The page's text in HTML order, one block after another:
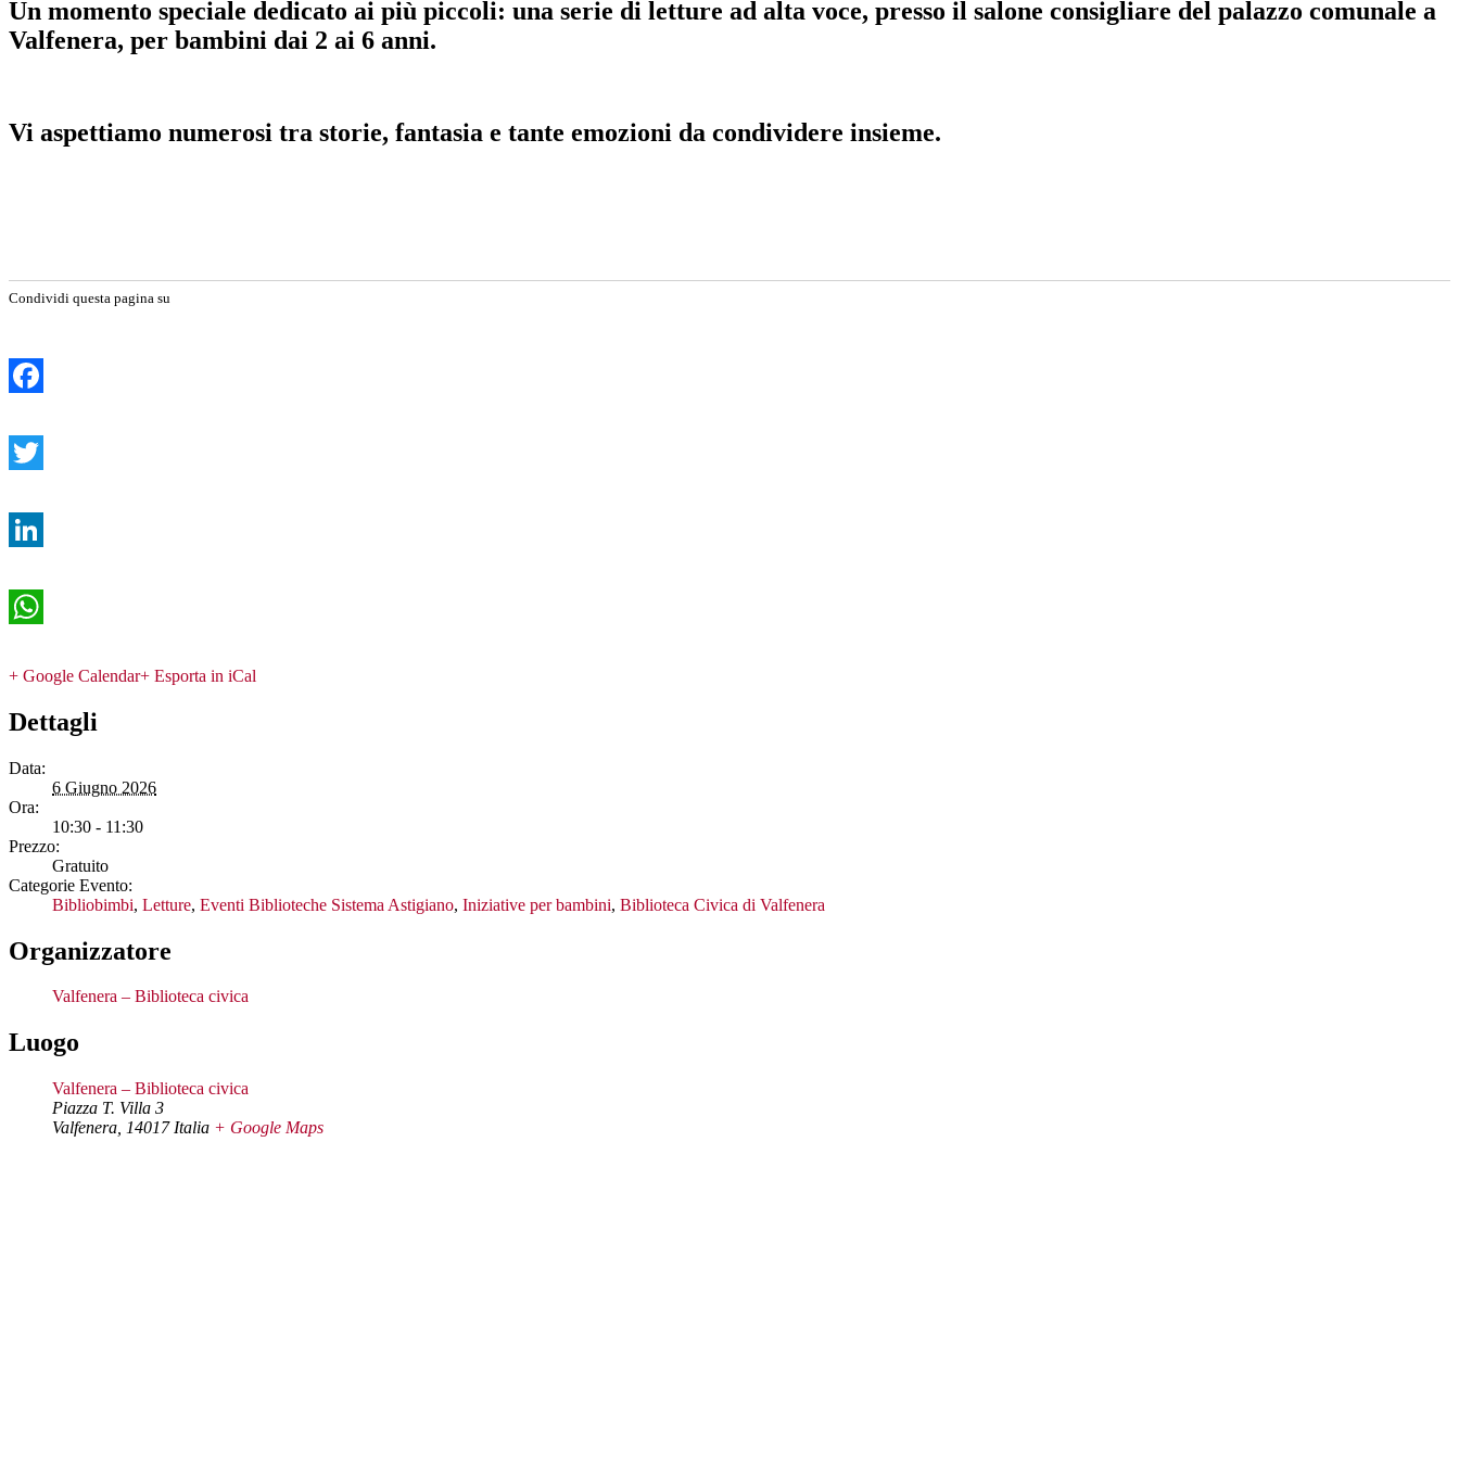
Un momento speciale dedicato ai più piccoli: una serie di letture ad alta voce, presso il salone consigliare del palazzo comunale a
Valfenera, per bambini dai 2 ai 6 anni.
Vi aspettiamo numerosi tra storie, fantasia e tante emozioni da condividere insieme.
Condividi questa pagina su
+ Google Calendar+ Esporta in iCal
Dettagli
Data:
6 Giugno 2026
Ora:
10:30 - 11:30
Prezzo:
Gratuito
Categorie Evento:
Bibliobimbi, Letture, Eventi Biblioteche Sistema Astigiano, Iniziative per bambini, Biblioteca Civica di Valfenera
Organizzatore
Valfenera – Biblioteca civica
Luogo
Valfenera – Biblioteca civica
Piazza T. Villa 3
Valfenera 14017 Italia + Google Maps